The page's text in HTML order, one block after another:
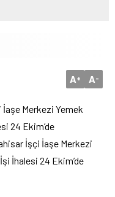
A+ A-
Merkezi Yemek
24 Ekim’de
İşçi İaşe Merkezi
İhalesi 24 Ekim’de